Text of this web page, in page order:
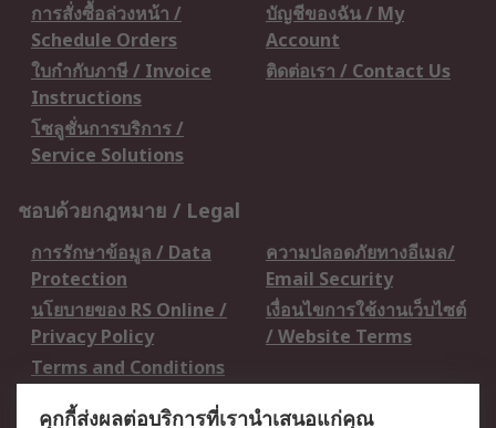
การสั่งซื้อล่วงหน้า /
Schedule Orders
บัญชีของฉัน / My
Account
ใบกำกับภาษี / Invoice
Instructions
ติดต่อเรา / Contact Us
โซลูชั่นการบริการ /
Service Solutions
ชอบด้วยกฎหมาย / Legal
การรักษาข้อมูล / Data
Protection
ความปลอดภัยทางอีเมล/
Email Security
นโยบายของ RS Online /
Privacy Policy
เงื่อนไขการใช้งานเว็บไซต์
/ Website Terms
Terms and Conditions
คุกกี้ส่งผลต่อบริการที่เรานำเสนอแก่คุณ